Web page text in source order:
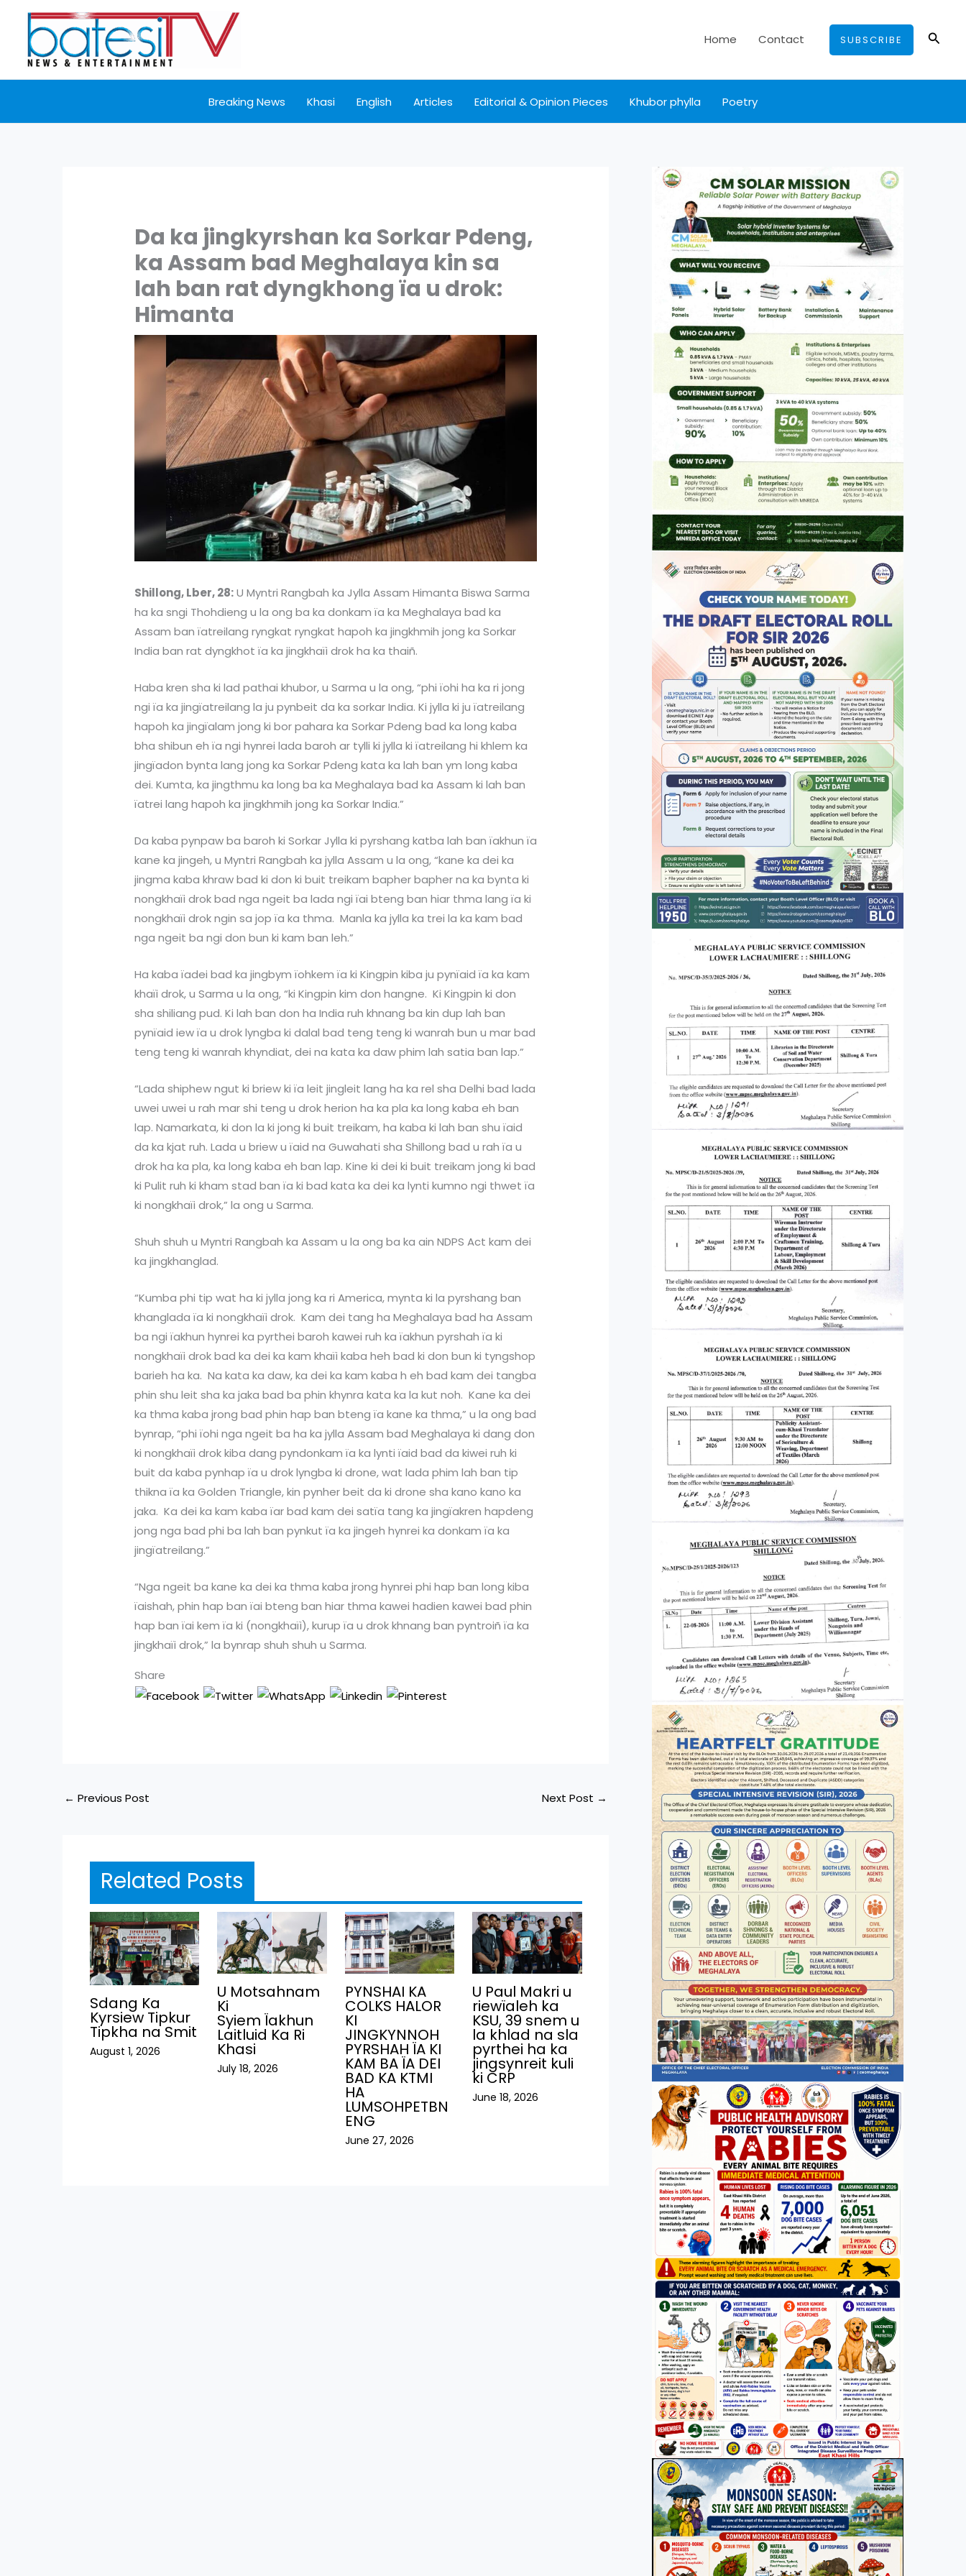
content
Home Contact SUBSCRIBE
Breaking News Khasi English Articles Editorial & Opinion Pieces Khubor phylla Poetry
Da ka jingkyrshan ka Sorkar Pdeng,
ka Assam bad Meghalaya kin sa
lah ban rat dyngkhong ïa u drok:
Himanta
Shillong, Lber, 28:U Myntri Rangbah ka Jylla Assam Himanta Biswa Sarma
ha ka sngi Thohdieng u la ong ba ka donkam ïa ka Meghalaya bad ka
Assam ban ïatreilang ryngkat ryngkat hapoh ka jingkhmih jong ka Sorkar
India ban rat dyngkhot ïa ka jingkhaïi drok ha ka thaiñ.
Haba kren sha ki lad pathai khubor, u Sarma u la ong, “phi ïohi ha ka ri jong
ngi ïa ka jingïatreilang la ju pynbeit da ka sorkar India. Ki jylla ki ju ïatreilang
hapoh ka jingïalam jong ki bor pahara ka Sorkar Pdeng bad ka long kaba
bha shibun eh ïa ngi hynrei lada baroh ar tylli ki jylla ki ïatreilang hi khlem ka
jingïadon bynta lang jong ka Sorkar Pdeng kata ka lah ban ym long kaba
dei. Kumta, ka jingthmu ka long ba ka Meghalaya bad ka Assam ki lah ban
ïatrei lang hapoh ka jingkhmih jong ka Sorkar India.”
Da kaba pynpaw ba baroh ki Sorkar Jylla ki pyrshang katba lah ban ïakhun ïa
kane ka jingeh, u Myntri Rangbah ka jylla Assam u la ong, “kane ka dei ka
jingma kaba khraw bad ki don ki buit treikam bapher bapher na ka bynta ki
nongkhaïi drok bad nga ngeit ba lada ngi ïai bteng ban hiar thma lang ïa ki
nongkhaïi drok ngin sa jop ïa ka thma. Manla ka jylla ka trei la ka kam bad
nga ngeit ba ngi don bun ki kam ban leh.”
Ha kaba ïadei bad ka jingbym ïohkem ïa ki Kingpin kiba ju pynïaid ïa ka kam
khaïi drok, u Sarma u la ong, “ki Kingpin kim don hangne. Ki Kingpin ki don
sha shiliang pud. Ki lah ban don ha India ruh khnang ba kin dup lah ban
pynïaid iew ïa u drok lyngba ki dalal bad teng teng ki wanrah bun u mar bad
teng teng ki wanrah khyndiat, dei na kata ka daw phim lah satia ban lap.”
“Lada shiphew ngut ki briew ki ïa leit jingleit lang ha ka rel sha Delhi bad lada
uwei uwei u rah mar shi teng u drok herion ha ka pla ka long kaba eh ban
lap. Namarkata, ki don la ki jong ki buit treikam, ha kaba ki lah ban shu ïaid
da ka kjat ruh. Lada u briew u ïaid na Guwahati sha Shillong bad u rah ïa u
drok ha ka pla, ka long kaba eh ban lap. Kine ki dei ki buit treikam jong ki bad
ki Pulit ruh ki kham stad ban ïa ki bad kata ka dei ka lynti kumno ngi thwet ïa
ki nongkhaïi drok,” la ong u Sarma.
Shuh shuh u Myntri Rangbah ka Assam u la ong ba ka ain NDPS Act kam dei
ka jingkhanglad.
“Kumba phi tip wat ha ki jylla jong ka ri America, mynta ki la pyrshang ban
khanglada ïa ki nongkhaïi drok. Kam dei tang ha Meghalaya bad ha Assam
ba ngi ïakhun hynrei ka pyrthei baroh kawei ruh ka ïakhun pyrshah ïa ki
nongkhaïi drok bad ka dei ka kam khaïi kaba heh bad ki don bun ki tyngshop
barieh ha ka. Na kata ka daw, ka dei ka kam kaba h eh bad kam dei tangba
phin shu leit sha ka jaka bad ba phin khynra kata ka la kut noh. Kane ka dei
ka thma kaba jrong bad phin hap ban bteng ïa kane ka thma,” u la ong bad
bynrap, “phi ïohi nga ngeit ba ha ka jylla Assam bad Meghalaya ki dang don
ki nongkhaïi drok kiba dang pyndonkam ïa ka lynti ïaid bad da kiwei ruh ki
buit da kaba pynhap ïa u drok lyngba ki drone, wat lada phim lah ban tip
thikna ïa ka Golden Triangle, kin pynher beit da ki drone sha kano kano ka
jaka. Ka dei ka kam kaba ïar bad kam dei satïa tang ka jingïakren hapdeng
jong nga bad phi ba lah ban pynkut ïa ka jingeh hynrei ka donkam ïa ka
jingïatreilang.”
“Nga ngeit ba kane ka dei ka thma kaba jrong hynrei phi hap ban long kiba
ïaishah, phin hap ban ïai bteng ban hiar thma kawei hadien kawei bad phin
hap ban ïai kem ïa ki (nongkhaïi), kurup ïa u drok khnang ban pyntroiñ ïa ka
jingkhaïi drok,” la bynrap shuh shuh u Sarma.
Share
← Previous Post Next Post →
Related Posts
Sdang Ka
Kyrsiew Tipkur
Tipkha na Smit
August 1, 2026
U Motsahnam
Ki
Syiem Ïakhun
Laitluid Ka Ri
Khasi
July 18, 2026
PYNSHAI KA
COLKS HALOR
KI
JINGKYNNOH
PYRSHAH ÏA KI
KAM BA ÏA DEI
BAD KA KTMI
HA
LUMSOHPETBN
ENG
June 27, 2026
U Paul Makri u
riewïaleh ka
KSU, 39 snem u
la khlad na sla
pyrthei ha ka
jingsynreit kuli
ki CRP
June 18, 2026